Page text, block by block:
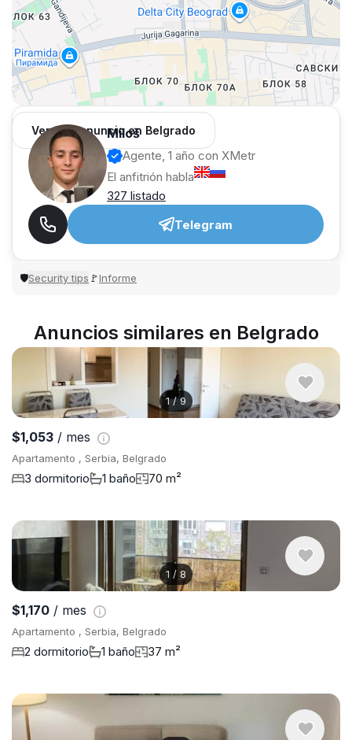
Ver 962 anuncio en Belgrado
Miloš
Agente, 1 año con XMetr
El anfitrión habla
327 listado
Telegram
🛡Security tips 🚩Informe
Anuncios similares en Belgrado
1/9
$1,053 / mes
Apartamento , Serbia, Belgrado
3 dormitorio 1 baño 70 m²
1 / 8
$1,170 / mes
Apartamento , Serbia, Belgrado
2 dormitorio 1 baño 37 m²